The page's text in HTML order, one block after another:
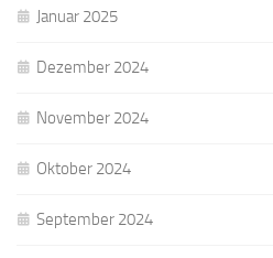
Januar 2025
Dezember 2024
November 2024
Oktober 2024
September 2024